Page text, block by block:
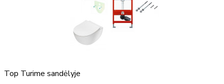
Top Turime sandėlyje